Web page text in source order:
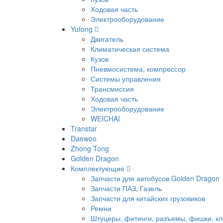
Ходовая часть
Электрооборудование
Yutong
Двигатель
Климатическая система
Кузов
Пневмосистема, компрессор
Системы управления
Трансмиссия
Ходовая часть
Электрооборудование
WEICHAI
Transtar
Daewoo
Zhong Tong
Golden Dragon
Комплектующие
Запчасти для автобусов Golden Dragon
Запчасти ПАЗ, Газель
Запчасти для китайских грузовиков
Ремни
Штуцеры, фитинги, разъемы, фишки,